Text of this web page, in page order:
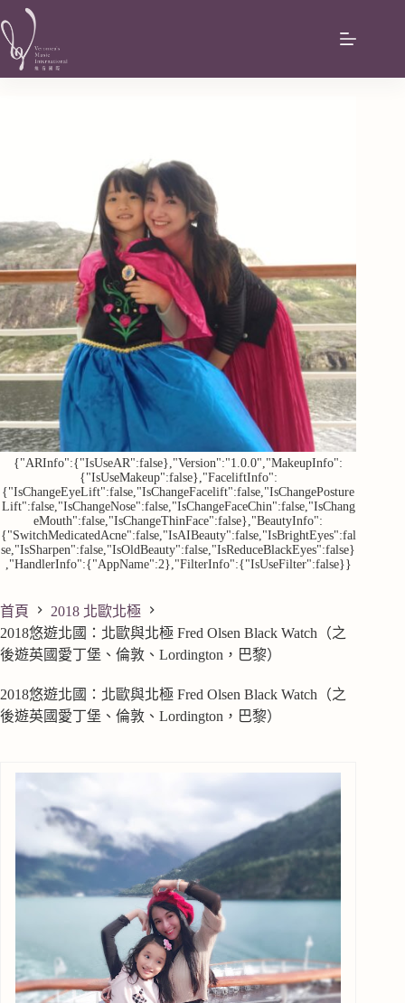
{"ARInfo":{"IsUseAR":false},"Version":"1.0.0","MakeupInfo":
{"IsUseMakeup":false},"FaceliftInfo":
{"IsChangeEyeLift":false,"IsChangeFacelift":false,"IsChangePosture
Lift":false,"IsChangeNose":false,"IsChangeFaceChin":false,"IsChang
eMouth":false,"IsChangeThinFace":false},"BeautyInfo":
{"SwitchMedicatedAcne":false,"IsAIBeauty":false,"IsBrightEyes":fal
se,"IsSharpen":false,"IsOldBeauty":false,"IsReduceBlackEyes":false}
,"HandlerInfo":{"AppName":2},"FilterInfo":{"IsUseFilter":false}}
首頁
2018 北歐北極
2018悠遊北國：北歐與北極 Fred Olsen Black Watch（之
後遊英國愛丁堡、倫敦、Lordington，巴黎）
2018悠遊北國：北歐與北極 Fred Olsen Black Watch（之
後遊英國愛丁堡、倫敦、Lordington，巴黎）